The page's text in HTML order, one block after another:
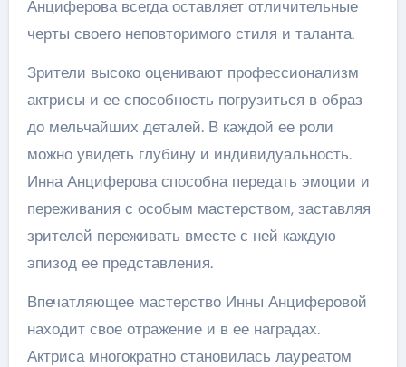
Анциферова всегда оставляет отличительные
черты своего неповторимого стиля и таланта.
Зрители высоко оценивают профессионализм
актрисы и ее способность погрузиться в образ
до мельчайших деталей. В каждой ее роли
можно увидеть глубину и индивидуальность.
Инна Анциферова способна передать эмоции и
переживания с особым мастерством, заставляя
зрителей переживать вместе с ней каждую
эпизод ее представления.
Впечатляющее мастерство Инны Анциферовой
находит свое отражение и в ее наградах.
Актриса многократно становилась лауреатом